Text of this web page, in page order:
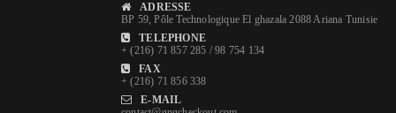
ADRESSE
BP 59, Pôle Technologique El ghazala 2088 Ariana Tunisie
TELEPHONE
+ (216) 71 857 285 / 98 754 134
FAX
+ (216) 71 856 338
E-MAIL